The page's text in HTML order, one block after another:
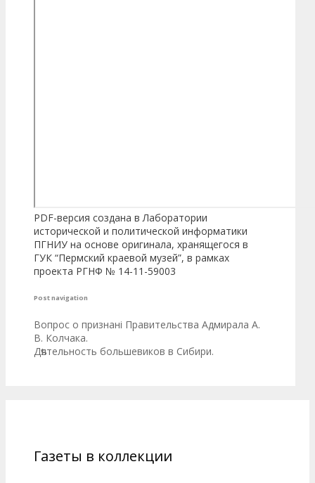
PDF-версия создана в Лаборатории
исторической и политической информатики
ПГНИУ на основе оригинала, хранящегося в
ГУК “Пермский краевой музей”, в рамках
проекта РГНФ № 14-11-59003
Post navigation
Вопрос о признанi Правительства Адмирала А.
В. Колчака.
Дѣятельность большевиков в Сибири.
Газеты в коллекции